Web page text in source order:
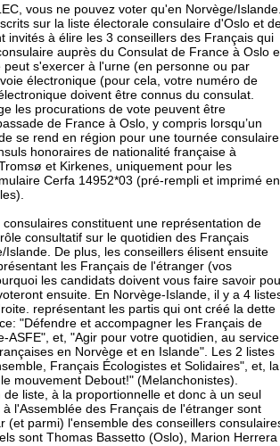
vous ne pouvez voter qu'en Norvège/
sur la liste électorale consulaire d'Oslo et
invités à élire les 3 conseillers des Français qui
auprès du Consulat de France à Oslo
peut s'exercer à l'urne (en personne ou par
électronique (pour cela, votre numéro de
doivent être connus du consulat.
les procurations de vote peuvent être
de France à Oslo, y compris lorsqu’un
se rend en région pour une tournée
honoraires de nationalité française à
et Kirkenes, uniquement pour les
Cerfa 14952*03 (pré-rempli et imprimé en
constituent une représentation de
consultatif sur le quotidien des Français
Islande. De plus, les conseillers élisent ensuite
les Français de l'étranger (vos
les candidats doivent vous faire savoir
ensuite. En Norvège-Islande, il y a 4
représentant les partis qui ont créé la dette
"Défendre et accompagner les Français de
ASFE", et, "Agir pour votre quotidien, au service
en Norvège et en Islande". Les 2 listes
Français Écologistes et Solidaires", et, la
mouvement Debout!" (Melanchonistes).
liste, à la proportionnelle et donc à un seul
l'Assemblée des Français de l'étranger sont
(et parmi) l'ensemble des conseillers
sont Thomas Bassetto (Oslo), Marion Herrera